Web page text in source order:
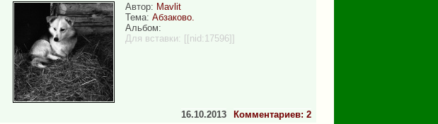
Автор: Mavlit
Тема: Абзаково.
Альбом:
Для вставки: [[nid:17596]]
Комментариев: 2
16.10.2013